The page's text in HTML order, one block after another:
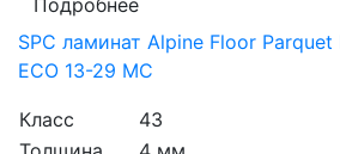
Подробнее
SPC ламинат Alpine Floor
ЕСО 13-29 MC
Класс
43